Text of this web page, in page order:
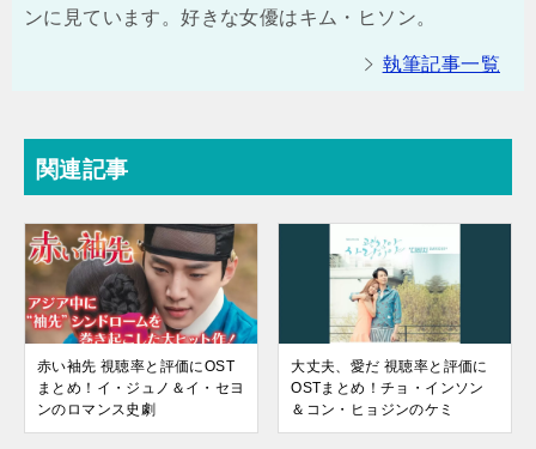
ンに見ています。好きな女優はキム・ヒソン。
執筆記事一覧
関連記事
赤い袖先 視聴率と評価にOST
まとめ！イ・ジュノ＆イ・セヨ
ンのロマンス史劇
大丈夫、愛だ 視聴率と評価に
OSTまとめ！チョ・インソン
＆コン・ヒョジンのケミ